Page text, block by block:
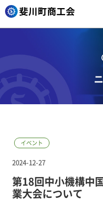
イベント
2024-12-27
第18回中小機構中
業大会について